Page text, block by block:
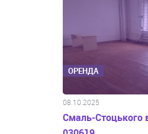
ОРЕНДА
08.10.2025
Смаль-Стоцького